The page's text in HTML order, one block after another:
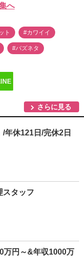
へ
ト #カワイイ
#バズネタ
さらに見る
年休121日/完休2日
スタッフ
万円～&年収1000万